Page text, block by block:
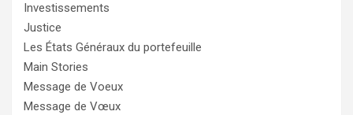
Investissements
Justice
Les États Généraux du portefeuille
Main Stories
Message de Voeux
Message de Vœux